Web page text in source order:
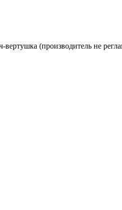
(производитель не